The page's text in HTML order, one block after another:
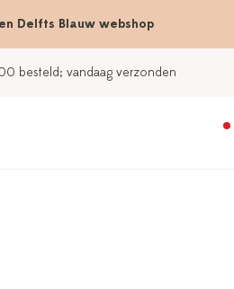
Delfts Blauw webshop
besteld; vandaag verzonden